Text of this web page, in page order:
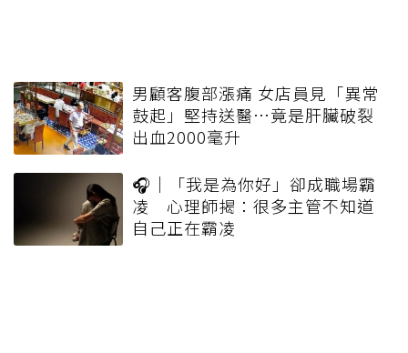
男顧客腹部漲痛 女店員見「異常
鼓起」堅持送醫…竟是肝臟破裂
出血2000毫升
🎧｜「我是為你好」卻成職場霸
凌 心理師揭：很多主管不知道
自己正在霸凌